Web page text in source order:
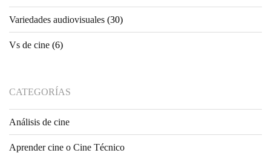
Variedades audiovisuales (30)
Vs de cine (6)
CATEGORÍAS
Análisis de cine
Aprender cine o Cine Técnico